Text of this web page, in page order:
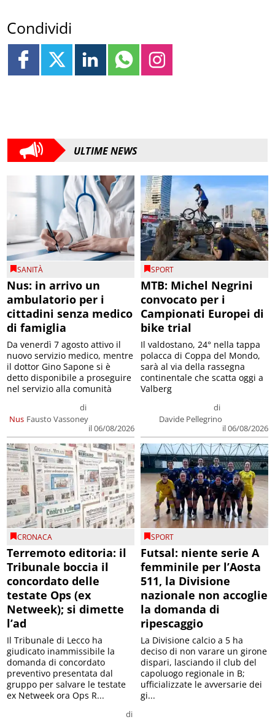
Condividi
ULTIME NEWS
SANITÀ
Nus: in arrivo un
ambulatorio per i
cittadini senza medico
di famiglia
Nus
di
Fausto Vassoney
il 06/08/2026
Da venerdì 7 agosto attivo il
nuovo servizio medico, mentre
il dottor Gino Sapone si è
detto disponibile a proseguire
nel servizio alla comunità
SPORT
MTB: Michel Negrini
convocato per i
Campionati Europei di
bike trial
di
Davide Pellegrino
il 06/08/2026
Il valdostano, 24° nella tappa
polacca di Coppa del Mondo,
sarà al via della rassegna
continentale che scatta oggi a
Valberg
CRONACA
Terremoto editoria: il
Tribunale boccia il
concordato delle
testate Ops (ex
Netweek); si dimette
l’ad
di
Il Tribunale di Lecco ha
giudicato inammissibile la
domanda di concordato
preventivo presentata dal
gruppo per salvare le testate
ex Netweek ora Ops R...
SPORT
Futsal: niente serie A
femminile per l’Aosta
511, la Divisione
nazionale non accoglie
la domanda di
ripescaggio
La Divisione calcio a 5 ha
deciso di non varare un girone
dispari, lasciando il club del
capoluogo regionale in B;
ufficializzate le avversarie dei
gi...